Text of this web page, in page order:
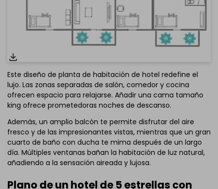
Haz clic aquí para editarlo online
Este diseño de planta de habitación de hotel redefine el
lujo. Las zonas separadas de salón, comedor y cocina
ofrecen espacio para relajarse. Añadir una cama tamaño
king ofrece prometedoras noches de descanso.
Además, un amplio balcón te permite disfrutar del aire
fresco y de las impresionantes vistas, mientras que un gran
cuarto de baño con ducha te mima después de un largo
día. Múltiples ventanas bañan la habitación de luz natural,
añadiendo a la sensación aireada y lujosa.
Plano de un hotel de 5 estrellas con